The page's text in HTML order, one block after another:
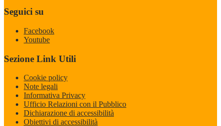
Seguici su
Facebook
Youtube
Sezione Link Utili
Cookie policy
Note legali
Informativa Privacy
Ufficio Relazioni con il Pubblico
Dichiarazione di accessibilità
Obiettivi di accessibilità